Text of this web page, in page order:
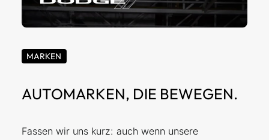
MARKEN
AUTOMARKEN, DIE BEWEGEN.
Fassen wir uns kurz: auch wenn unsere